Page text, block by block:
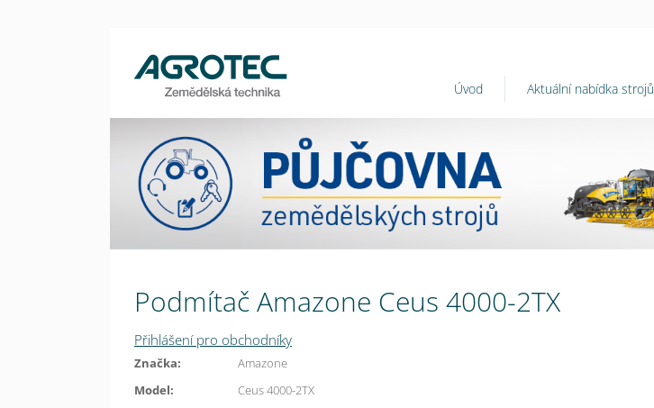
Úvod Aktuální nabídka strojů
Podmítač Amazone Ceus 4000-2TX
Přihlášení pro obchodníky
Značka:
Amazone
Model:
Ceus 4000-2TX